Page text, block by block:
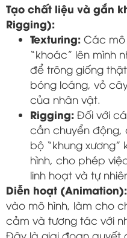
Tạo chất liệu và gắn
Rigging):
Texturing: Các mô
“khoác” lên mình
để trông giống
bóng loáng, vỏ
của nhân vật.
Rigging: Đối với
cần chuyển động,
bộ “khung
hình, cho phép
linh hoạt và tự
Diễn hoạt (Animation):
vào mô hình, làm cho
cảm và tương tác với